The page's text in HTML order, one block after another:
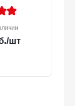
/шт